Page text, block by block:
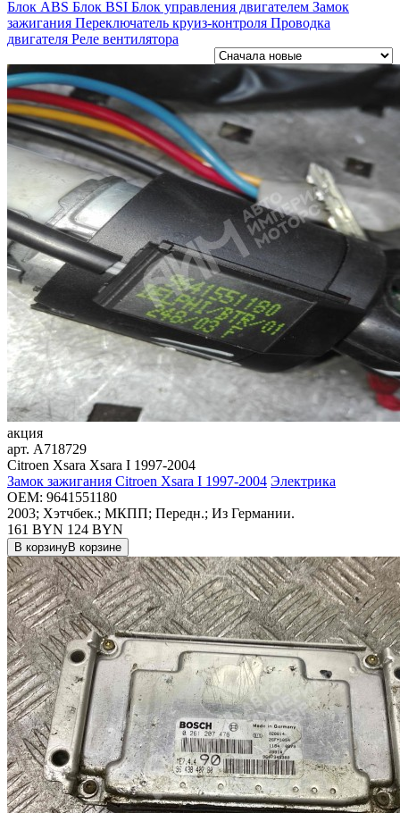
Блок ABS Блок BSI Блок управления двигателем Замок
зажигания Переключатель круиз-контроля Проводка
двигателя Реле вентилятора
акция
арт. A718729
Citroen Xsara Xsara I 1997-2004
Замок зажигания Citroen Xsara I 1997-2004 Электрика
OEM: 9641551180
2003; Хэтчбек.; МКПП; Передн.; Из Германии.
161 BYN 124 BYN
В корзинуВ корзине